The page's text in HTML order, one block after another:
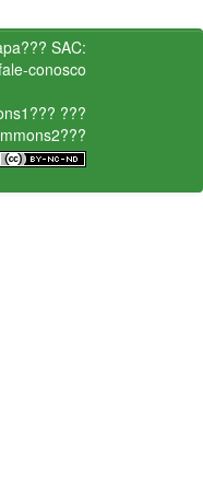
SAC:
conosco
???